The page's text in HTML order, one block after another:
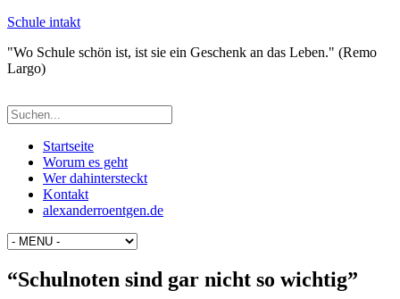
Schule intakt
"Wo Schule schön ist, ist sie ein Geschenk an das Leben." (Remo
Largo)
Startseite
Worum es geht
Wer dahintersteckt
Kontakt
alexanderroentgen.de
“Schulnoten sind gar nicht so wichtig”